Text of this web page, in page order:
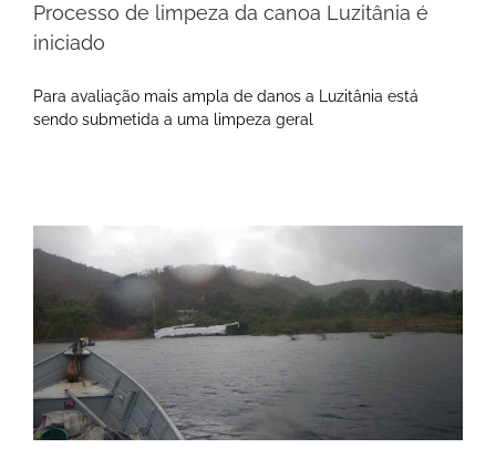
Processo de limpeza da canoa Luzitânia é
iniciado
Para avaliação mais ampla de danos a Luzitânia está
sendo submetida a uma limpeza geral